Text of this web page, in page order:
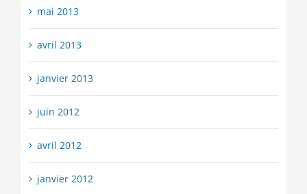
mai 2013
avril 2013
janvier 2013
juin 2012
avril 2012
janvier 2012